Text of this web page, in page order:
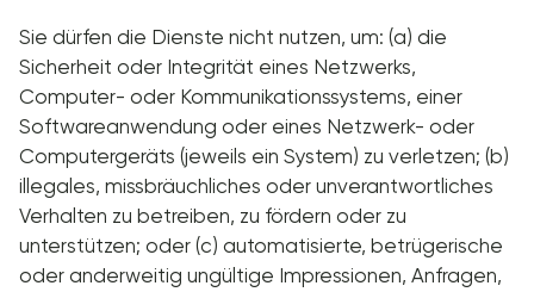
Sie dürfen die Dienste nicht nutzen, um: (a) die
Sicherheit oder Integrität eines Netzwerks,
Computer- oder Kommunikationssystems, einer
Softwareanwendung oder eines Netzwerk- oder
Computergeräts (jeweils ein System) zu verletzen; (b)
illegales, missbräuchliches oder unverantwortliches
Verhalten zu betreiben, zu fördern oder zu
unterstützen; oder (c) automatisierte, betrügerische
oder anderweitig ungültige Impressionen, Anfragen,